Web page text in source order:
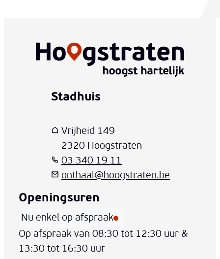
www-contact-text-name
Stadhuis
Adres
Vrijheid 149
,2320 Hoogstraten
03 340 19 11
E-mail
onthaal@hoogstraten.be
Openingsuren
Nu enkel op afspraak
Op afspraak van 08:30 tot 12:30 uur &
13:30 tot 16:30 uur